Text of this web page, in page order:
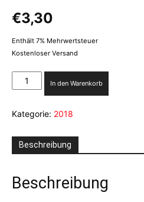
€3,30
Enthält 7% Mehrwertsteuer
Kostenloser Versand
pixx
Menge
In den Warenkorb
Kategorie: 2018
Beschreibung
Beschreibung